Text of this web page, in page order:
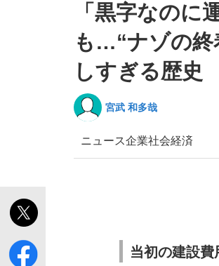
「最悪の空気のまま
「クマが悪者扱いさ
私のあのとき、私のい
「黒字なのに
も…“ナゾの終
しすぎる歴史
宮武 和多哉
ニュース企業社会経済
当初の建設